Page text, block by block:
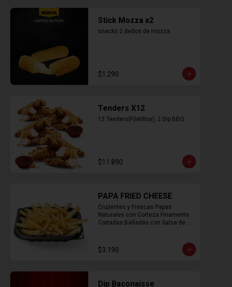
Stick Mozza x2
snacks 2 dedos de mozza
$1.290
Tenders X12
12 Tenders(Filetillos), 2 Dip BBQ
$11.890
PAPA FRIED CHEESE
Crujientes y Frescas Papas
Naturales con Corteza Finamente
Cortadas Bañadas con Salsa de
$3.190
Dip Baconaisse